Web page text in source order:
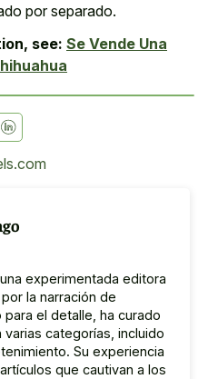
por separado.
see: Se Vende Una
experimentada editora
la narración de
el detalle, ha curado
categorías, incluido
Su experiencia
que cautivan a los